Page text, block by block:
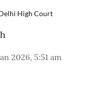
High Court
2026, 5:51 am